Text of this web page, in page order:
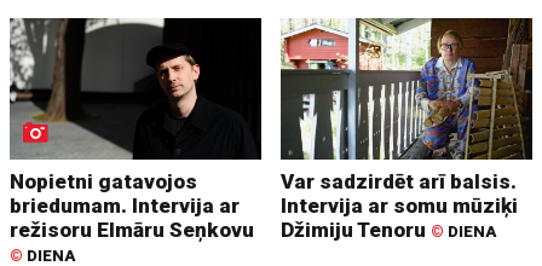
Nopietni gatavojos
briedumam. Intervija ar
režisoru Elmāru Seņkovu
© DIENA
Var sadzirdēt arī balsis.
Intervija ar somu mūziķi
Džimiju Tenoru © DIENA